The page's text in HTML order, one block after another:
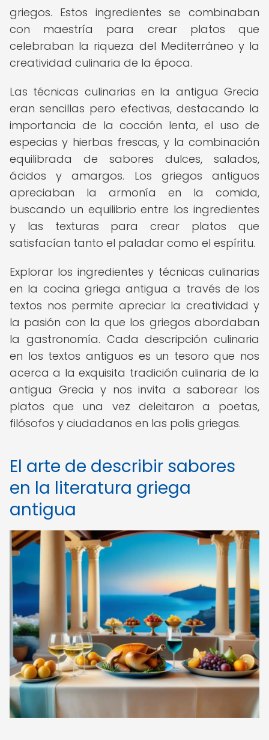
griegos. Estos ingredientes se combinaban
con maestría para crear platos que
celebraban la riqueza del Mediterráneo y la
creatividad culinaria de la época.
Las técnicas culinarias en la antigua Grecia
eran sencillas pero efectivas, destacando la
importancia de la cocción lenta, el uso de
especias y hierbas frescas, y la combinación
equilibrada de sabores dulces, salados,
ácidos y amargos. Los griegos antiguos
apreciaban la armonía en la comida,
buscando un equilibrio entre los ingredientes
y las texturas para crear platos que
satisfacían tanto el paladar como el espíritu.
Explorar los ingredientes y técnicas culinarias
en la cocina griega antigua a través de los
textos nos permite apreciar la creatividad y
la pasión con la que los griegos abordaban
la gastronomía. Cada descripción culinaria
en los textos antiguos es un tesoro que nos
acerca a la exquisita tradición culinaria de la
antigua Grecia y nos invita a saborear los
platos que una vez deleitaron a poetas,
filósofos y ciudadanos en las polis griegas.
El arte de describir sabores
en la literatura griega
antigua